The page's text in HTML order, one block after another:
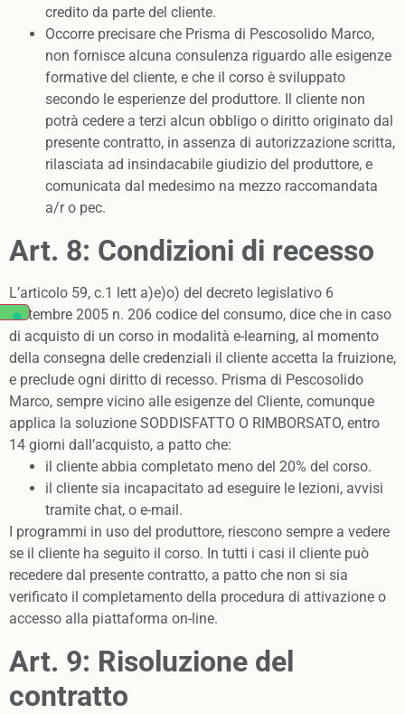
credito da parte del cliente.
Occorre precisare che Prisma di Pescosolido Marco,
non fornisce alcuna consulenza riguardo alle esigenze
formative del cliente, e che il corso è sviluppato
secondo le esperienze del produttore. Il cliente non
potrà cedere a terzi alcun obbligo o diritto originato dal
presente contratto, in assenza di autorizzazione scritta,
rilasciata ad insindacabile giudizio del produttore, e
comunicata dal medesimo na mezzo raccomandata
a/r o pec.
Art. 8: Condizioni di recesso
L’articolo 59, c.1 lett a)e)o) del decreto legislativo 6
settembre 2005 n. 206 codice del consumo, dice che in caso
di acquisto di un corso in modalità e-learning, al momento
della consegna delle credenziali il cliente accetta la fruizione,
e preclude ogni diritto di recesso. Prisma di Pescosolido
Marco, sempre vicino alle esigenze del Cliente, comunque
applica la soluzione SODDISFATTO O RIMBORSATO, entro
14 giorni dall’acquisto, a patto che:
il cliente abbia completato meno del 20% del corso.
il cliente sia incapacitato ad eseguire le lezioni, avvisi
tramite chat, o e-mail.
I programmi in uso del produttore, riescono sempre a vedere
se il cliente ha seguito il corso. In tutti i casi il cliente può
recedere dal presente contratto, a patto che non si sia
verificato il completamento della procedura di attivazione o
accesso alla piattaforma on-line.
Art. 9: Risoluzione del
contratto